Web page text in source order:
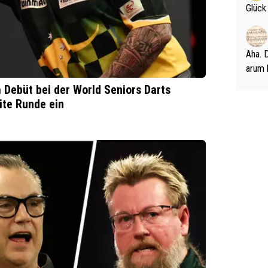
bei der World Seniors Darts
Runde ein
m
kale
ndelt
Aha.
arum